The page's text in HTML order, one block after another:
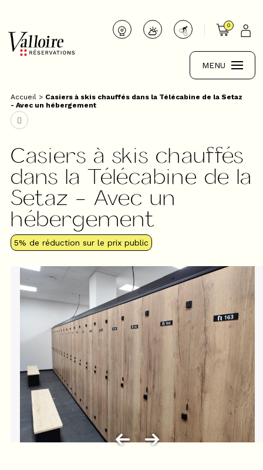
0
MENU
Accueil > Casiers à skis chauffés dans la Télécabine de la Setaz
- Avec un hébergement
Casiers à skis chauffés
dans la Télécabine de la
Setaz - Avec un
hébergement
5% de réduction sur le prix public